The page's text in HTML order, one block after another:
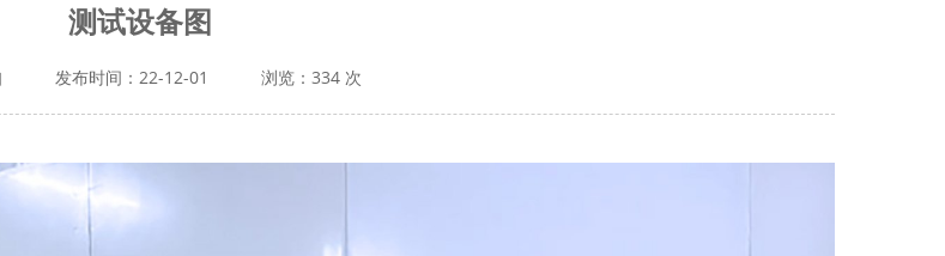
测试设备图
发布时间：22-12-01 浏览：334 次